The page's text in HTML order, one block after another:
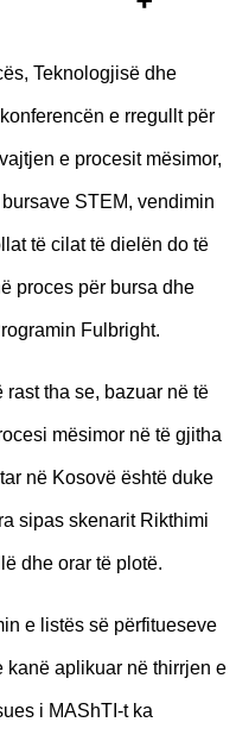
Teknologjisë dhe
e rregullt për
e procesit mësimor,
STEM, vendimin
të cilat të dielën do të
proces për bursa dhe
Fulbright.
tha se, bazuar në të
mësimor në të gjitha
në Kosovë është duke
sipas skenarit Rikthimi
dhe orar të plotë.
e listës së përfitueseve
kanë aplikuar në thirrjen e
i MAShTI-t ka